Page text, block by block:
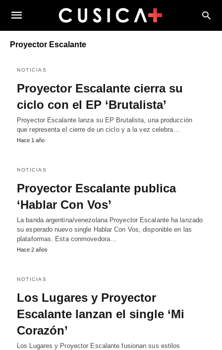
Proyector Escalante
NOTICIAS
Proyector Escalante cierra su
ciclo con el EP ‘Brutalista’
Proyector Escalante lanza su EP Brutalista, una producción
que representa el cierre de un ciclo y a la vez celebra…
Hace 1 año
NOTICIAS
Proyector Escalante publica
‘Hablar Con Vos’
La banda argentina/venezolana Proyector Escalante ha lanzado
su esperado nuevo single Hablar Con Vos, disponible en las
plataformas. Esta conmovedora…
Hace 2 años
NOTICIAS
Los Lugares y Proyector
Escalante lanzan el single ‘Mi
Corazón’
Los Lugares y Proyector Escalante fusionan sus estilos